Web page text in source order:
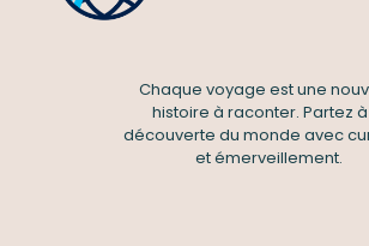
Chaque voyage est une
histoire à raconter. Partez
découverte du monde avec
et émerveillement.